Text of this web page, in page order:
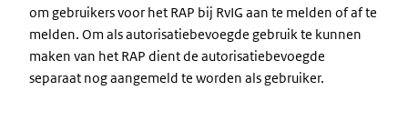
om gebruikers voor het RAP bij RvIG aan te melden of af te
melden. Om als autorisatiebevoegde gebruik te kunnen
maken van het RAP dient de autorisatiebevoegde
separaat nog aangemeld te worden als gebruiker.